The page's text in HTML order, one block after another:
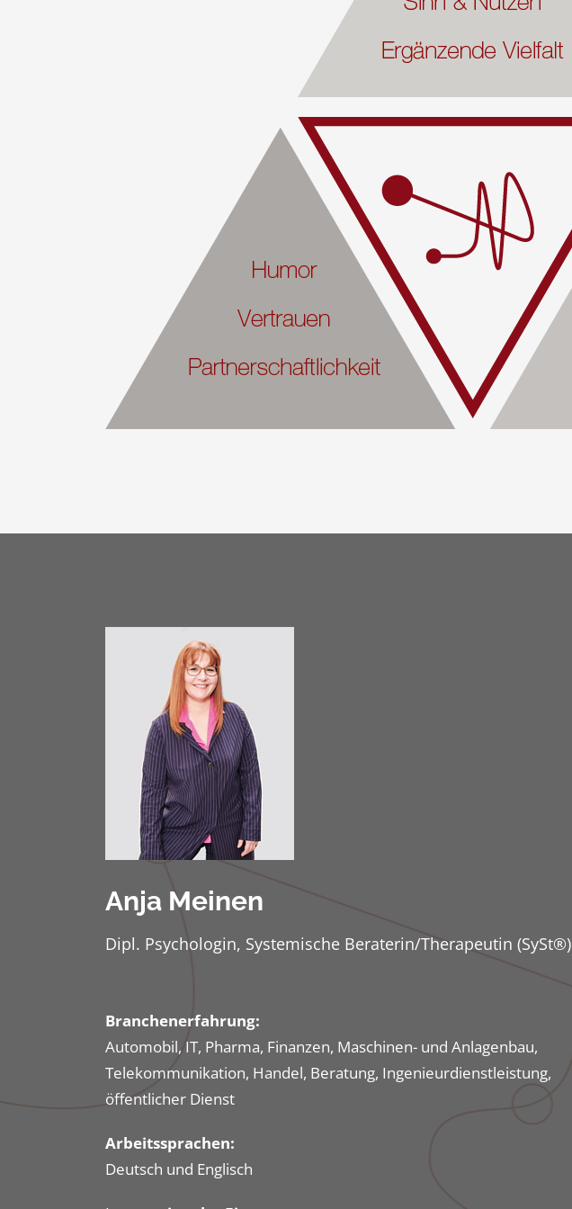
Anja Meinen
Dipl. Psychologin, Systemische Beraterin/Therapeutin (SySt®)
Branchenerfahrung:
Automobil, IT, Pharma, Finanzen, Maschinen- und Anlagenbau,
Telekommunikation, Handel, Beratung, Ingenieurdienstleistung,
öffentlicher Dienst
Arbeitssprachen:
Deutsch und Englisch